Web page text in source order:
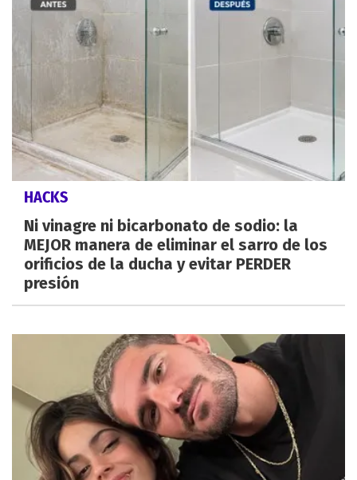
HACKS
Ni vinagre ni bicarbonato de sodio: la
MEJOR manera de eliminar el sarro de los
orificios de la ducha y evitar PERDER
presión